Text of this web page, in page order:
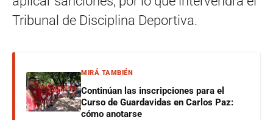
Tribunal de Disciplina Deportiva.
MIRÁ TAMBIÉN
Continúan las inscripciones para el
Curso de Guardavidas en Carlos Paz:
cómo anotarse